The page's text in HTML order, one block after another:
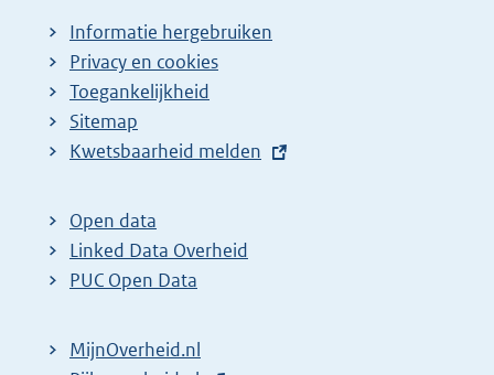
Informatie hergebruiken
Privacy en cookies
Toegankelijkheid
Sitemap
E
t
e
r
l
Kwetsbaarheid melden
Open data
Linked Data Overheid
PUC Open Data
MijnOverheid.nl